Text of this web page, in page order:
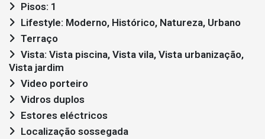
Pisos: 1
Lifestyle: Moderno, Histórico, Natureza, Urbano
Terraço
Vista jardim
Video porteiro
Vidros duplos
Estores eléctricos
Localização sossegada